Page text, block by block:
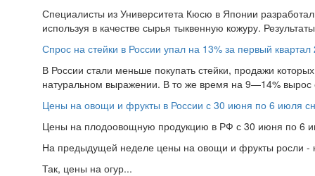
Специалисты из Университета Кюсю в Японии
используя в качестве сырья тыквенную кожуру.
Спрос на стейки в России упал на 13% за первый квартал
В России стали меньше покупать стейки, продажи
натуральном выражении. В то же время на 9—14%
Цены на овощи и фрукты в России с 30 июня по 6 июля
Цены на плодоовощную продукцию в РФ с 30 июня по 6
На предыдущей неделе цены на овощи и фрукты росли -
Так, цены на огур...